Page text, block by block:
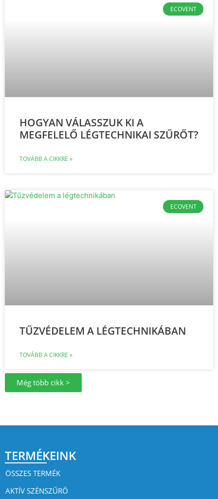
ECOVENT
HOGYAN VÁLASSZUK KI A
MEGFELELŐ LÉGTECHNIKAI SZŰRŐT?
TOVÁBB A CIKKRE »
ECOVENT
TŰZVÉDELEM A LÉGTECHNIKÁBAN
TOVÁBB A CIKKRE »
Még több cikk >
TERMÉKEINK
ÖSSZES TERMÉK
AKTÍV SZÉNSZŰRŐ